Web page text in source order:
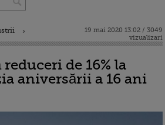
19 mai 2020 13:02 / 3049
vizualizari
de 16% la
aniversării a 16 ani